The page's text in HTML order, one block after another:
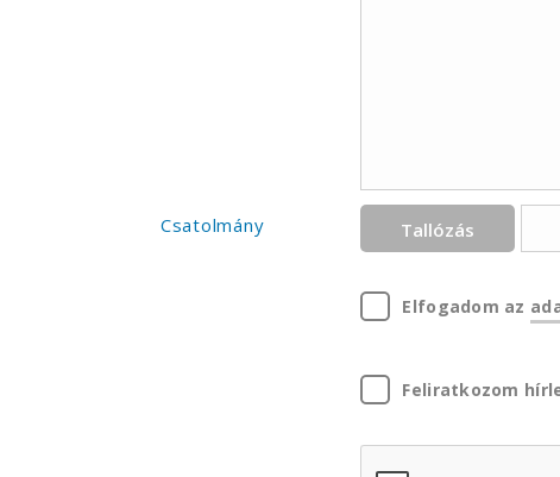
Csatolmány Tallózás
Elfogadom az
Feliratkozom